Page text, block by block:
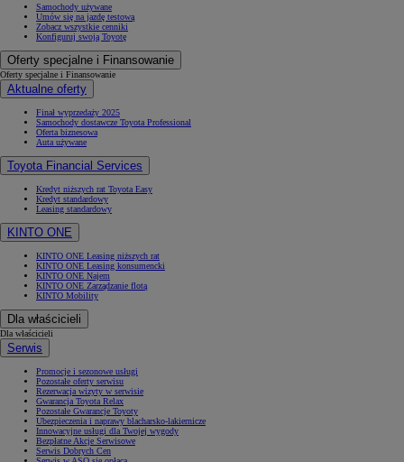
Samochody używane
Umów się na jazdę testową
Zobacz wszystkie cenniki
Konfiguruj swoją Toyotę
Oferty specjalne i Finansowanie
Oferty specjalne i Finansowanie
Aktualne oferty
Finał wyprzedaży 2025
Samochody dostawcze Toyota Professional
Oferta biznesowa
Auta używane
Toyota Financial Services
Kredyt niższych rat Toyota Easy
Kredyt standardowy
Leasing standardowy
KINTO ONE
KINTO ONE Leasing niższych rat
KINTO ONE Leasing konsumencki
KINTO ONE Najem
KINTO ONE Zarządzanie flotą
KINTO Mobility
Dla właścicieli
Dla właścicieli
Serwis
Promocje i sezonowe usługi
Pozostałe oferty serwisu
Rezerwacja wizyty w serwisie
Gwarancja Toyota Relax
Pozostałe Gwarancje Toyoty
Ubezpieczenia i naprawy blacharsko-lakiernicze
Innowacyjne usługi dla Twojej wygody
Bezpłatne Akcje Serwisowe
Serwis Dobrych Cen